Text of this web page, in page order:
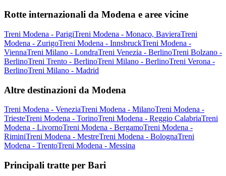
Rotte internazionali da Modena e aree vicine
Treni Modena - ParigiTreni Modena - Monaco, BavieraTreni
Modena - ZurigoTreni Modena - InnsbruckTreni Modena -
ViennaTreni Milano - LondraTreni Venezia - BerlinoTreni Bolzano -
BerlinoTreni Trento - BerlinoTreni Milano - BerlinoTreni Verona -
BerlinoTreni Milano - Madrid
Altre destinazioni da Modena
Treni Modena - VeneziaTreni Modena - MilanoTreni Modena -
TriesteTreni Modena - TorinoTreni Modena - Reggio CalabriaTreni
Modena - LivornoTreni Modena - BergamoTreni Modena -
RiminiTreni Modena - MestreTreni Modena - BolognaTreni
Modena - TrentoTreni Modena - Messina
Principali tratte per Bari